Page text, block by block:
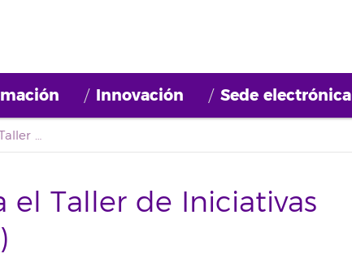
Innovación Sede electrónica
Esta tarde se inicia el Taller de Iniciativas Empresariales (TIE)
el Taller de Iniciativas